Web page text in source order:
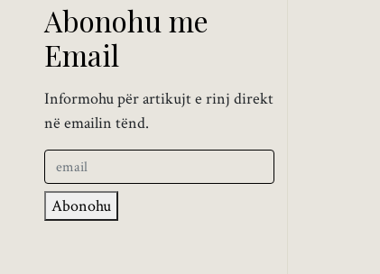
Abonohu me
Email
Informohu për artikujt e rinj direkt
në emailin tënd.
Abonohu